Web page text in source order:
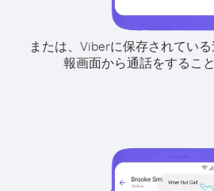
または、Viberに保存されてい
報画面から通話をするこ